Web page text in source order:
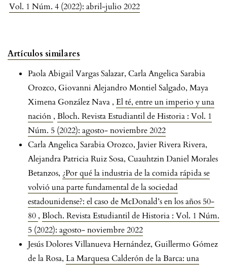
Vol. 1 Núm. 4 (2022): abril-julio 2022
Artículos similares
Paola Abigail Vargas Salazar, Carla Angelica Sarabia
Orozco, Giovanni Alejandro Montiel Salgado, Maya
Ximena González Nava , El té, entre un imperio y una
nación , Bloch. Revista Estudiantil de Historia : Vol. 1
Núm. 5 (2022): agosto- noviembre 2022
Carla Angelica Sarabia Orozco, Javier Rivera Rivera,
Alejandra Patricia Ruiz Sosa, Cuauhtzin Daniel Morales
Betanzos, ¿Por qué la industria de la comida rápida se
volvió una parte fundamental de la sociedad
estadounidense?: el caso de McDonald’s en los años 50-
80 , Bloch. Revista Estudiantil de Historia : Vol. 1 Núm.
5 (2022): agosto- noviembre 2022
Jesús Dolores Villanueva Hernández, Guillermo Gómez
de la Rosa, La Marquesa Calderón de la Barca: una